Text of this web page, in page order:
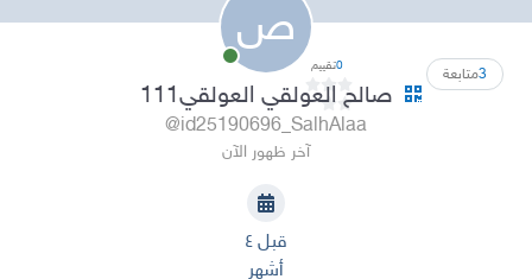
ص
3متابعة 0تقييم
صالح العولقي العولقي111
@id25190696_SalhAlaa
آخر ظهور الآن
قبل ٤
أشهر